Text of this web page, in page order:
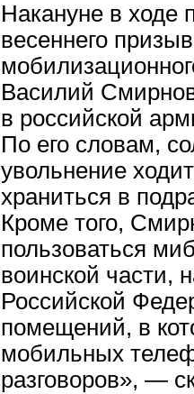
Накануне в ходе
весеннего
Василий
в российской
По его словам,
увольнение
храниться в
Кроме того,
пользоваться
воинской части,
Российской
помещений, в
мобильных
разговоров», —